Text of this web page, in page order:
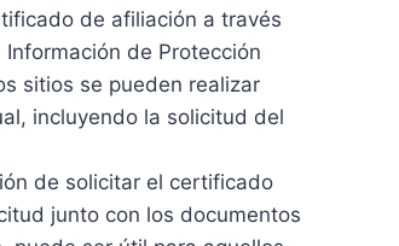
de afiliación a través
de Protección
sitios se pueden realizar
incluyendo la solicitud del
de solicitar el certificado
junto con los documentos